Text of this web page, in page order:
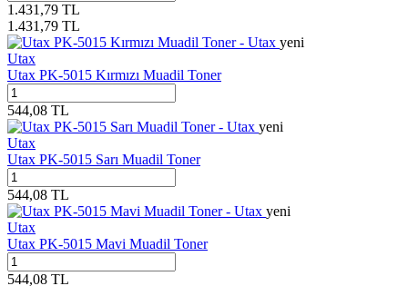
1.431,79 TL
1.431,79 TL
yeni
Utax
Utax PK-5015 Kırmızı Muadil Toner
544,08 TL
yeni
Utax
Utax PK-5015 Sarı Muadil Toner
544,08 TL
yeni
Utax
Utax PK-5015 Mavi Muadil Toner
544,08 TL